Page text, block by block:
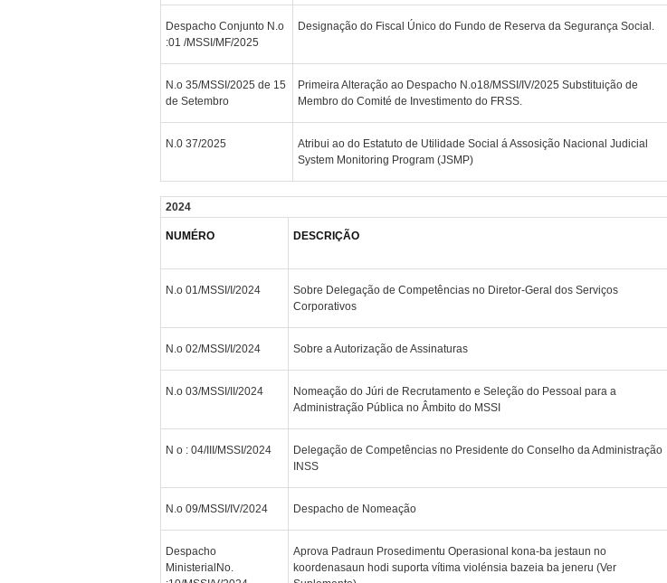
Despacho Conjunto N.o
:01 /MSSI/MF/2025
Designação do Fiscal Único do Fundo de Reserva da Segurança Social.
N.o 35/MSSI/2025 de 15
de Setembro
Primeira Alteração ao Despacho N.o18/MSSI/IV/2025 Substituição de
Membro do Comité de Investimento do FRSS.
N.0 37/2025
Atribui ao do Estatuto de Utilidade Social á Assosição Nacional Judicial
System Monitoring Program (JSMP)
2024
NUMÉRO DESCRIÇÃO
N.o 01/MSSI/I/2024
Sobre Delegação de Competências no Diretor-Geral dos Serviços
Corporativos
N.o 02/MSSI/I/2024 Sobre a Autorização de Assinaturas
N.o 03/MSSI/II/2024
Nomeação do Júri de Recrutamento e Seleção do Pessoal para a
Administração Pública no Âmbito do MSSI
N o : 04/III/MSSI/2024
Delegação de Competências no Presidente do Conselho da Administração
INSS
N.o 09/MSSI/IV/2024 Despacho de Nomeação
Despacho
MinisterialNo.
Aprova Padraun Prosedimentu Operasional kona-ba jestaun no
koordenasaun hodi suporta vítima violénsia bazeia ba jeneru (Ver